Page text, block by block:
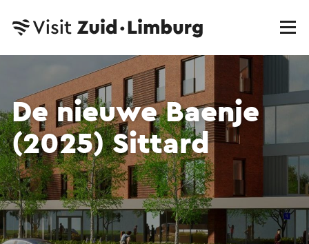
De nieuwe Baenje
(2025) Sittard